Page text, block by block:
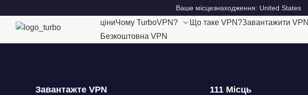
Ваше місцезнаходження: United States
ціниЧому TurboVPN? Що таке VPN?Завантажити VPN
Безкоштовна VPN
Завантажте VPN 111 Місць